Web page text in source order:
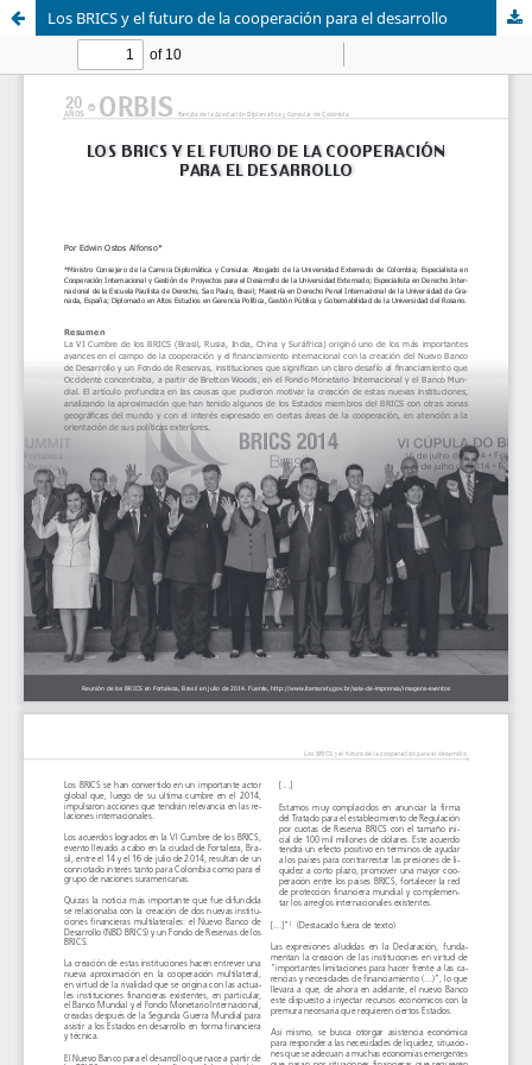
Los BRICS y el futuro de la cooperación para el desarrollo